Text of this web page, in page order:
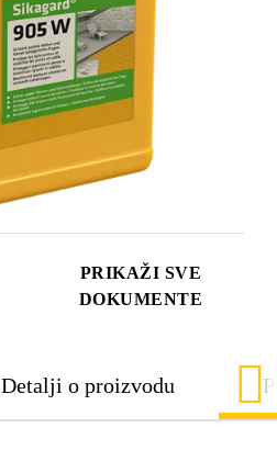
PRIKAŽI SVE
DOKUMENTE
Detalji o proizvodu